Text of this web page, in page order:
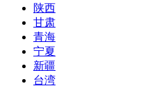
陕西
甘肃
青海
宁夏
新疆
台湾